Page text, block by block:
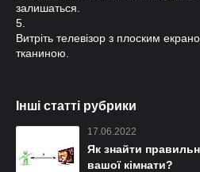
залишаться.
5.
Витріть телевізор з плоским
тканиною.
Інші статті рубрики
17.06.2022
Як знайти
вашої кімнати?